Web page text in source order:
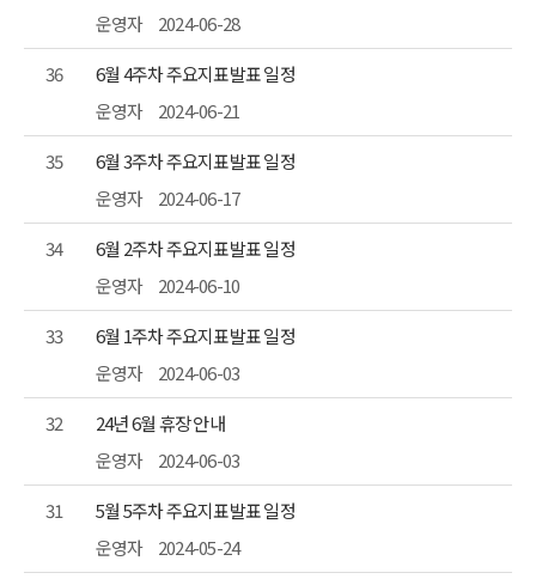
운영자
2024-06-28
36
6월 4주차 주요지표발표 일정
운영자
2024-06-21
35
6월 3주차 주요지표발표 일정
운영자
2024-06-17
34
6월 2주차 주요지표발표 일정
운영자
2024-06-10
33
6월 1주차 주요지표발표 일정
운영자
2024-06-03
32
24년 6월 휴장 안내
운영자
2024-06-03
31
5월 5주차 주요지표발표 일정
운영자
2024-05-24